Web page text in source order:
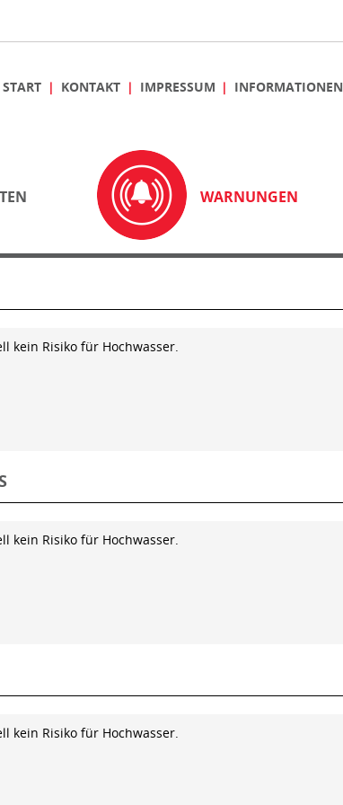
START KONTAKT IMPRESSUM INFORMATIONEN
WARNUNGEN
kein Risiko für Hochwasser.
kein Risiko für Hochwasser.
kein Risiko für Hochwasser.